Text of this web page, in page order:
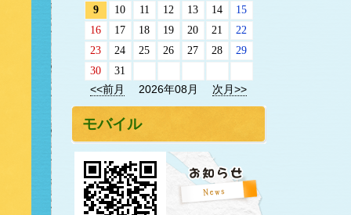
9
10 11 12 13 14
15
16
17 18 19 20 21
22
23
24 25 26 27 28
29
30
31
<<前月
2026年08月 次月>>
モバイル